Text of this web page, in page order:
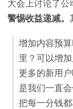
大会上讨论了公
警惕收益递减。
增加内容预
里？可以增
更多的新用
是我们一直
把每一分钱都